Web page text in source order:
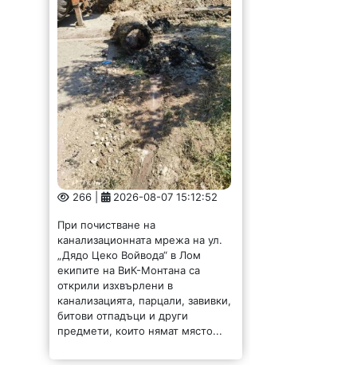
266 | 2026-08-07 15:12:52
При почистване на
канализационната мрежа на ул.
„Дядо Цеко Войвода“ в Лом
екипите на ВиК-Монтана са
открили изхвърлени в
канализацията, парцали, завивки,
битови отпадъци и други
предмети, които нямат място...